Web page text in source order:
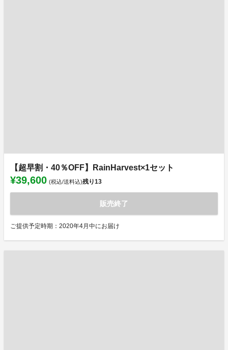
【超早割・40％OFF】RainHarvest×1セット
¥39,600 (税込/送料込)残り13
販売終了
ご提供予定時期：2020年4月中にお届け